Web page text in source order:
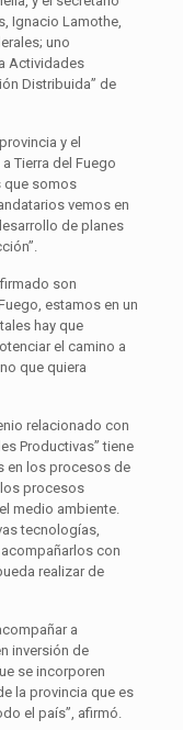
Ignacio Lamothe,
uno
Actividades
Distribuida” de
y el
Tierra del Fuego
que somos
vemos en
de planes
son
estamos en un
hay que
el camino a
que quiera
relacionado con
Productivas” tiene
en los procesos de
procesos
medio ambiente.
tecnologías,
con
realizar de
a
inversión de
se incorporen
la provincia que es
el país”, afirmó.